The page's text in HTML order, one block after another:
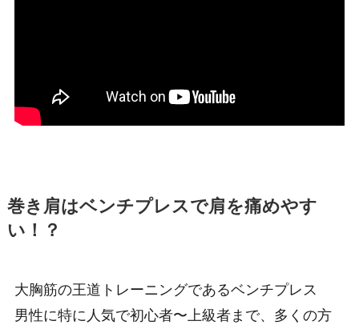
巻き肩はベンチプレスで肩を痛めやす
い！？
大胸筋の王道トレーニングであるベンチプレス
男性に特に人気で初心者〜上級者まで、多くの方